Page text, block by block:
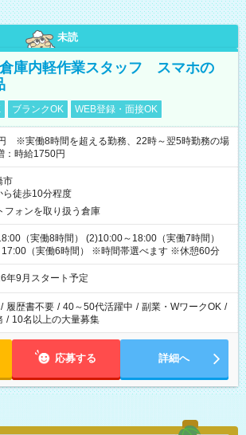
未読
倉庫内軽作業スタッフ スマホの
ブランクOK WEB登録・面接OK
※実働8時間を超える勤務、22時～翌5時勤務の場
：時給1750円
市
ら徒歩10分程度
フォンを取り扱う倉庫
（実働8時間） (2)10:00～18:00（実働7時間）
（実働6時間） ※時間帯選べます ※休憩60分
9月スタート予定
/ 履歴書不要 / 40～50代活躍中 / 副業・WワークOK /
/ 10名以上の大量募集
応募する 詳細へ